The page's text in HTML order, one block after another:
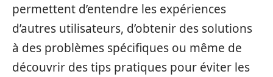
permettent d’entendre les expériences
d’autres utilisateurs, d’obtenir des solutions
à des problèmes spécifiques ou même de
découvrir des tips pratiques pour éviter les